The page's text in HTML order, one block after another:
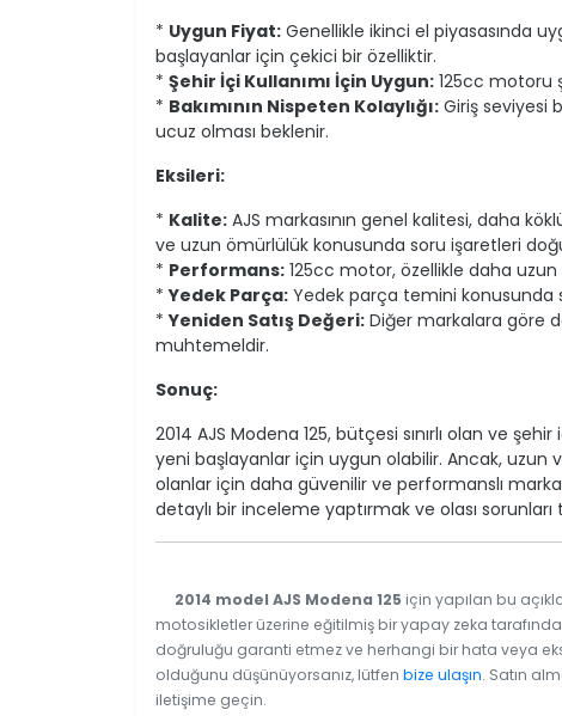
* Uygun Fiyat: Genellikle ikinci el piyasasında
başlayanlar için çekici bir özelliktir.
* Şehir İçi Kullanımı İçin Uygun: 125cc motoru
* Bakımının Nispeten Kolaylığı: Giriş seviyesi
ucuz olması beklenir.
Eksileri:
* Kalite: AJS markasının genel kalitesi, daha
ve uzun ömürlülük konusunda soru işaretleri
* Performans: 125cc motor, özellikle daha
*Yedek Parça: Yedek parça temini konusunda
*Yeniden Satış Değeri: Diğer markalara göre
muhtemeldir.
Sonuç:
2014 AJS Modena 125, bütçesi sınırlı olan ve
yeni başlayanlar için uygun olabilir. Ancak, uzun
olanlar için daha güvenilir ve performanslı
detaylı bir inceleme yaptırmak ve olası
2014 model AJS Modena 125 için yapılan bu
motosikletler üzerine eğitilmiş bir yapay zeka
doğruluğu garanti etmez ve herhangi bir hata veya
olduğunu düşünüyorsanız, lütfen bize ulaşın. Satın
iletişime geçin.